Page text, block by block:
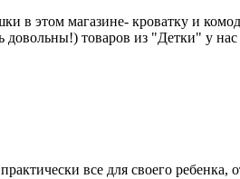
в этом магазине- кроватку и
довольны!) товаров из "Детки" у
все для своего